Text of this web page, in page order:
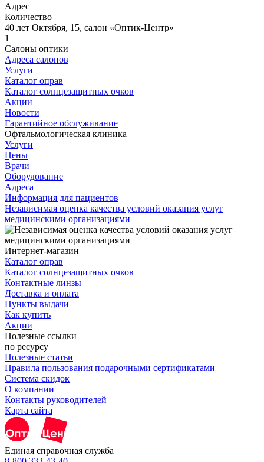
Адрес
Количество
40 лет Октября, 15, салон «Оптик-Центр»
1
Салоны оптики
Адреса салонов
Услуги
Каталог оправ
Каталог солнцезащитных очков
Акции
Новости
Гарантийное обслуживание
Офтальмологическая клиника
Услуги
Цены
Врачи
Оборудование
Адреса
Информация для пациентов
Независимая оценка качества условий оказания услуг
медицинскими организациями
Интернет-магазин
Каталог оправ
Каталог солнцезащитных очков
Контактные линзы
Доставка и оплата
Пункты выдачи
Как купить
Акции
Полезные ссылки
по ресурсу
Полезные статьи
Правила пользования подарочными сертификатами
Система скидок
О компании
Контакты руководителей
Карта сайта
Единая справочная служба